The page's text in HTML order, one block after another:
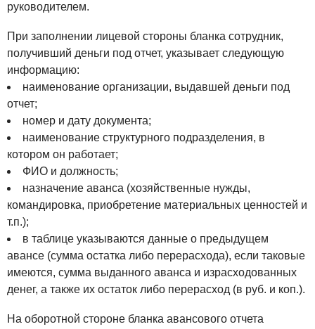
руководителем.
При заполнении лицевой стороны бланка сотрудник,
получивший деньги под отчет, указывает следующую
информацию:
наименование организации, выдавшей деньги под
отчет;
номер и дату документа;
наименование структурного подразделения, в
котором он работает;
ФИО и должность;
назначение аванса (хозяйственные нужды,
командировка, приобретение материальных ценностей и
т.п.);
в таблице указываются данные о предыдущем
авансе (сумма остатка либо перерасхода), если таковые
имеются, сумма выданного аванса и израсходованных
денег, а также их остаток либо перерасход (в руб. и коп.).
На оборотной стороне бланка авансового отчета